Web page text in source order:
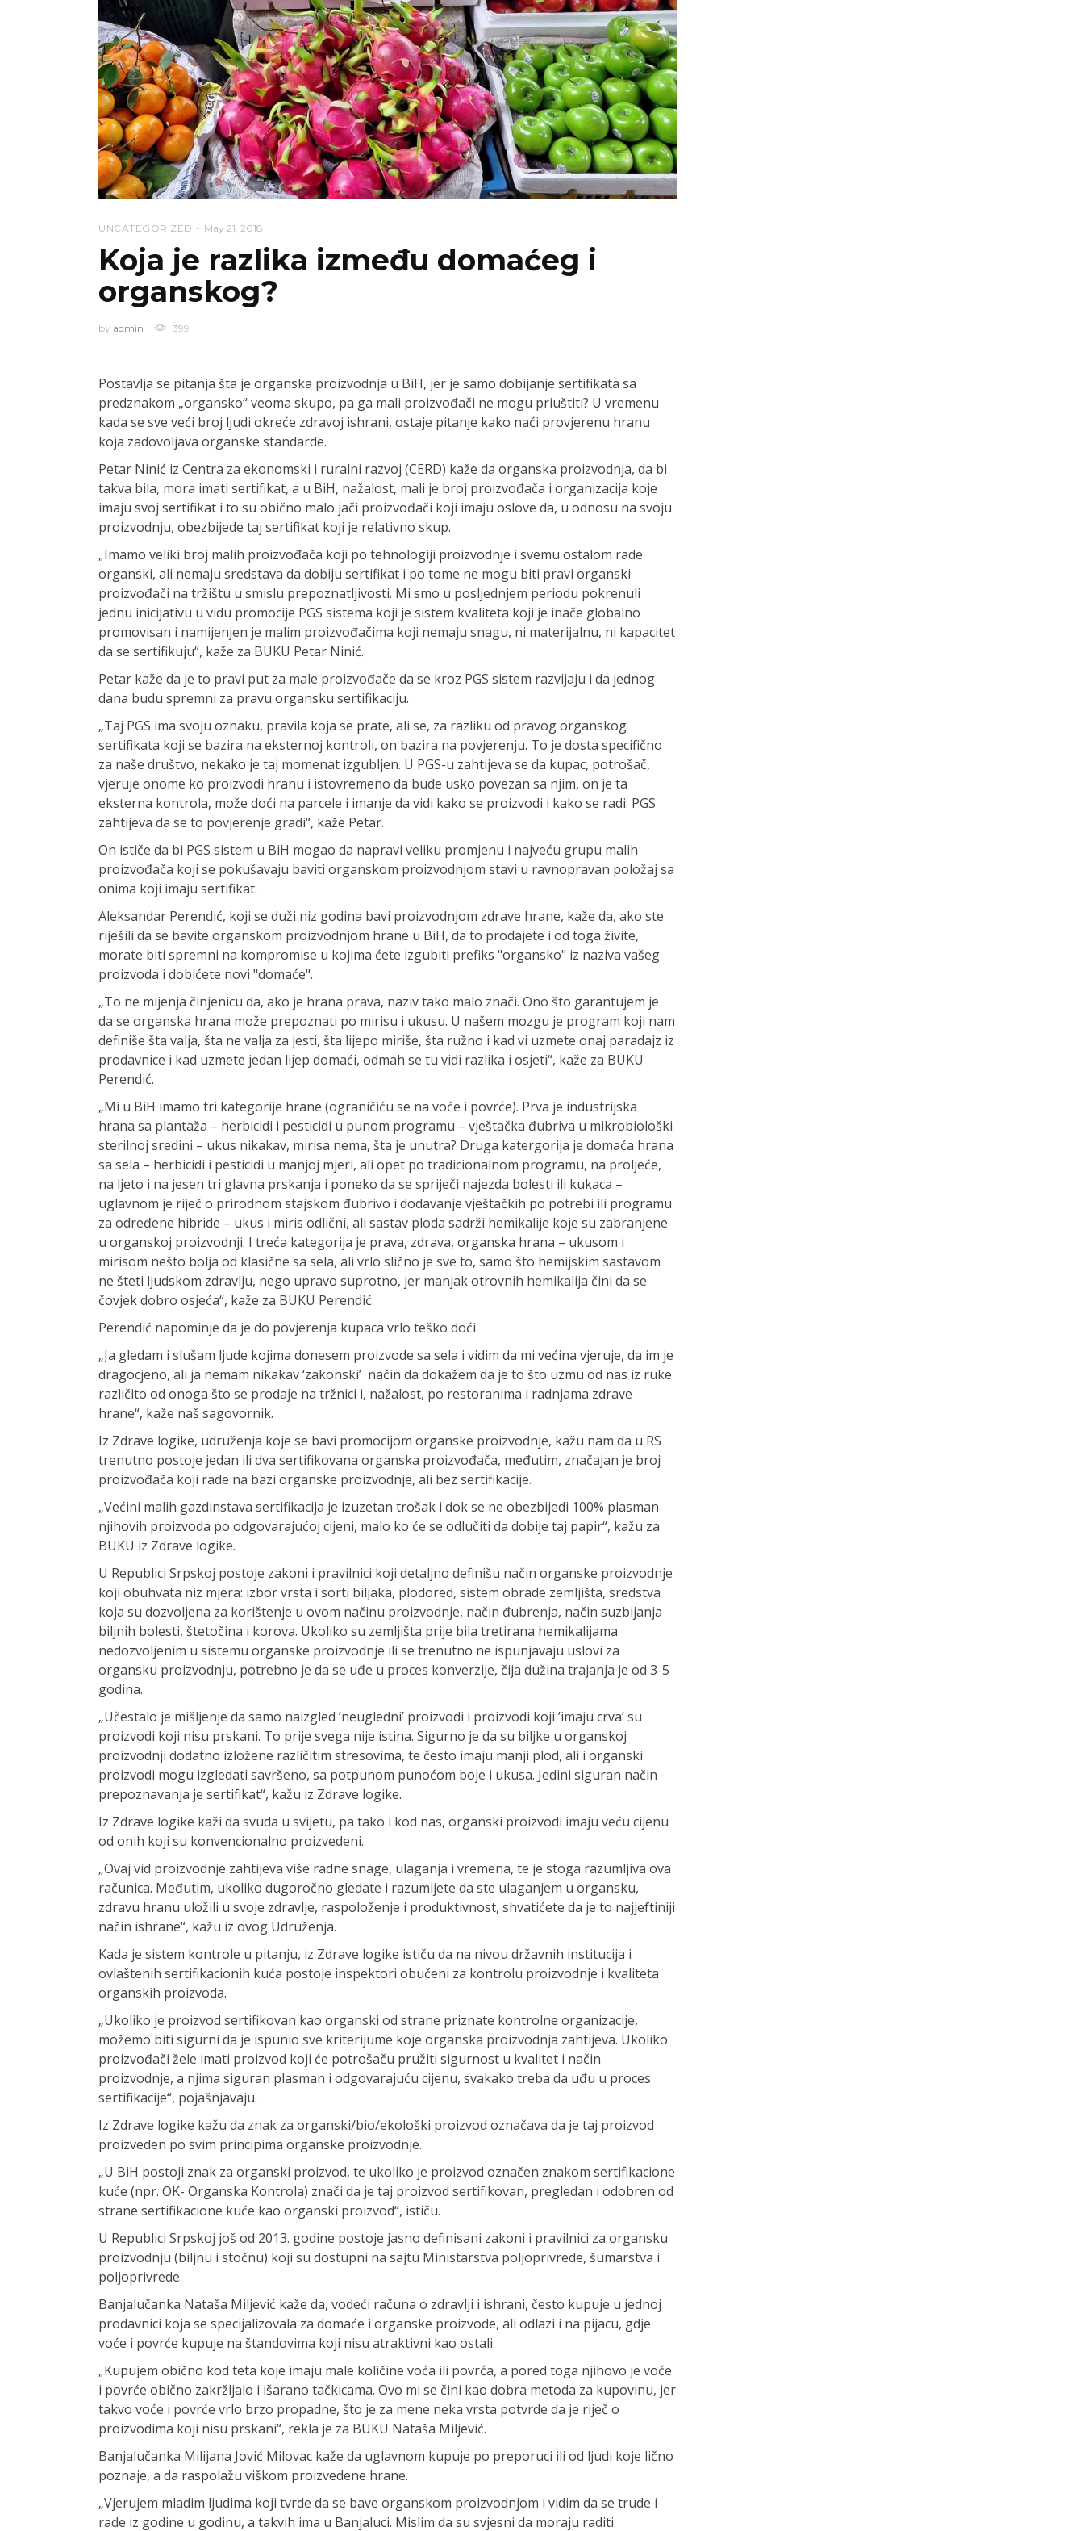
UNCATEGORIZED May 21, 2018
Koja je razlika između domaćeg i
organskog?
by admin 399
Postavlja se pitanja šta je organska proizvodnja u BiH, jer je samo dobijanje sertifikata sa
predznakom „organsko“ veoma skupo, pa ga mali proizvođači ne mogu priuštiti? U vremenu
kada se sve veći broj ljudi okreće zdravoj ishrani, ostaje pitanje kako naći provjerenu hranu
koja zadovoljava organske standarde.
Petar Ninić iz Centra za ekonomski i ruralni razvoj (CERD) kaže da organska proizvodnja, da bi
takva bila, mora imati sertifikat, a u BiH, nažalost, mali je broj proizvođača i organizacija koje
imaju svoj sertifikat i to su obično malo jači proizvođači koji imaju oslove da, u odnosu na svoju
proizvodnju, obezbijede taj sertifikat koji je relativno skup.
„Imamo veliki broj malih proizvođača koji po tehnologiji proizvodnje i svemu ostalom rade
organski, ali nemaju sredstava da dobiju sertifikat i po tome ne mogu biti pravi organski
proizvođači na tržištu u smislu prepoznatljivosti. Mi smo u posljednjem periodu pokrenuli
jednu inicijativu u vidu promocije PGS sistema koji je sistem kvaliteta koji je inače globalno
promovisan i namijenjen je malim proizvođačima koji nemaju snagu, ni materijalnu, ni kapacitet
da se sertifikuju“, kaže za BUKU Petar Ninić.
Petar kaže da je to pravi put za male proizvođače da se kroz PGS sistem razvijaju i da jednog
dana budu spremni za pravu organsku sertifikaciju.
„Taj PGS ima svoju oznaku, pravila koja se prate, ali se, za razliku od pravog organskog
sertifikata koji se bazira na eksternoj kontroli, on bazira na povjerenju. To je dosta specifično
za naše društvo, nekako je taj momenat izgubljen. U PGS-u zahtijeva se da kupac, potrošač,
vjeruje onome ko proizvodi hranu i istovremeno da bude usko povezan sa njim, on je ta
eksterna kontrola, može doći na parcele i imanje da vidi kako se proizvodi i kako se radi. PGS
zahtijeva da se to povjerenje gradi“, kaže Petar.
On ističe da bi PGS sistem u BiH mogao da napravi veliku promjenu i najveću grupu malih
proizvođača koji se pokušavaju baviti organskom proizvodnjom stavi u ravnopravan položaj sa
onima koji imaju sertifikat.
Aleksandar Perendić, koji se duži niz godina bavi proizvodnjom zdrave hrane, kaže da, ako ste
riješili da se bavite organskom proizvodnjom hrane u BiH, da to prodajete i od toga živite,
morate biti spremni na kompromise u kojima ćete izgubiti prefiks "organsko" iz naziva vašeg
proizvoda i dobićete novi "domaće".
„To ne mijenja činjenicu da, ako je hrana prava, naziv tako malo znači. Ono što garantujem je
da se organska hrana može prepoznati po mirisu i ukusu. U našem mozgu je program koji nam
definiše šta valja, šta ne valja za jesti, šta lijepo miriše, šta ružno i kad vi uzmete onaj paradajz iz
prodavnice i kad uzmete jedan lijep domaći, odmah se tu vidi razlika i osjeti“, kaže za BUKU
Perendić.
„Mi u BiH imamo tri kategorije hrane (ograničiću se na voće i povrće). Prva je industrijska
hrana sa plantaža – herbicidi i pesticidi u punom programu – vještačka đubriva u mikrobiološki
sterilnoj sredini – ukus nikakav, mirisa nema, šta je unutra? Druga katergorija je domaća hrana
sa sela – herbicidi i pesticidi u manjoj mjeri, ali opet po tradicionalnom programu, na proljeće,
na ljeto i na jesen tri glavna prskanja i poneko da se spriječi najezda bolesti ili kukaca –
uglavnom je riječ o prirodnom stajskom đubrivo i dodavanje vještačkih po potrebi ili programu
za određene hibride – ukus i miris odlični, ali sastav ploda sadrži hemikalije koje su zabranjene
u organskoj proizvodnji. I treća kategorija je prava, zdrava, organska hrana – ukusom i
mirisom nešto bolja od klasične sa sela, ali vrlo slično je sve to, samo što hemijskim sastavom
ne šteti ljudskom zdravlju, nego upravo suprotno, jer manjak otrovnih hemikalija čini da se
čovjek dobro osjeća“, kaže za BUKU Perendić.
Perendić napominje da je do povjerenja kupaca vrlo teško doći.
„Ja gledam i slušam ljude kojima donesem proizvode sa sela i vidim da mi većina vjeruje, da im je
dragocjeno, ali ja nemam nikakav ‘zakonski’ način da dokažem da je to što uzmu od nas iz ruke
različito od onoga što se prodaje na tržnici i, nažalost, po restoranima i radnjama zdrave
hrane“, kaže naš sagovornik.
Iz Zdrave logike, udruženja koje se bavi promocijom organske proizvodnje, kažu nam da u RS
trenutno postoje jedan ili dva sertifikovana organska proizvođača, međutim, značajan je broj
proizvođača koji rade na bazi organske proizvodnje, ali bez sertifikacije.
„Većini malih gazdinstava sertifikacija je izuzetan trošak i dok se ne obezbijedi 100% plasman
njihovih proizvoda po odgovarajućoj cijeni, malo ko će se odlučiti da dobije taj papir“, kažu za
BUKU iz Zdrave logike.
U Republici Srpskoj postoje zakoni i pravilnici koji detaljno definišu način organske proizvodnje
koji obuhvata niz mjera: izbor vrsta i sorti biljaka, plodored, sistem obrade zemljišta, sredstva
koja su dozvoljena za korištenje u ovom načinu proizvodnje, način đubrenja, način suzbijanja
biljnih bolesti, štetočina i korova. Ukoliko su zemljišta prije bila tretirana hemikalijama
nedozvoljenim u sistemu organske proizvodnje ili se trenutno ne ispunjavaju uslovi za
organsku proizvodnju, potrebno je da se uđe u proces konverzije, čija dužina trajanja je od 3-5
godina.
„Učestalo je mišljenje da samo naizgled ’neugledni’ proizvodi i proizvodi koji ’imaju crva’ su
proizvodi koji nisu prskani. To prije svega nije istina. Sigurno je da su biljke u organskoj
proizvodnji dodatno izložene različitim stresovima, te često imaju manji plod, ali i organski
proizvodi mogu izgledati savršeno, sa potpunom punoćom boje i ukusa. Jedini siguran način
prepoznavanja je sertifikat“, kažu iz Zdrave logike.
Iz Zdrave logike kaži da svuda u svijetu, pa tako i kod nas, organski proizvodi imaju veću cijenu
od onih koji su konvencionalno proizvedeni.
„Ovaj vid proizvodnje zahtijeva više radne snage, ulaganja i vremena, te je stoga razumljiva ova
računica. Međutim, ukoliko dugoročno gledate i razumijete da ste ulaganjem u organsku,
zdravu hranu uložili u svoje zdravlje, raspoloženje i produktivnost, shvatićete da je to najjeftiniji
način ishrane“, kažu iz ovog Udruženja.
Kada je sistem kontrole u pitanju, iz Zdrave logike ističu da na nivou državnih institucija i
ovlaštenih sertifikacionih kuća postoje inspektori obučeni za kontrolu proizvodnje i kvaliteta
organskih proizvoda.
„Ukoliko je proizvod sertifikovan kao organski od strane priznate kontrolne organizacije,
možemo biti sigurni da je ispunio sve kriterijume koje organska proizvodnja zahtijeva. Ukoliko
proizvođači žele imati proizvod koji će potrošaču pružiti sigurnost u kvalitet i način
proizvodnje, a njima siguran plasman i odgovarajuću cijenu, svakako treba da uđu u proces
sertifikacije“, pojašnjavaju.
Iz Zdrave logike kažu da znak za organski/bio/ekološki proizvod označava da je taj proizvod
proizveden po svim principima organske proizvodnje.
„U BiH postoji znak za organski proizvod, te ukoliko je proizvod označen znakom sertifikacione
kuće (npr. OK- Organska Kontrola) znači da je taj proizvod sertifikovan, pregledan i odobren od
strane sertifikacione kuće kao organski proizvod“, ističu.
U Republici Srpskoj još od 2013. godine postoje jasno definisani zakoni i pravilnici za organsku
proizvodnju (biljnu i stočnu) koji su dostupni na sajtu Ministarstva poljoprivrede, šumarstva i
poljoprivrede.
Banjalučanka Nataša Miljević kaže da, vodeći računa o zdravlji i ishrani, često kupuje u jednoj
prodavnici koja se specijalizovala za domaće i organske proizvode, ali odlazi i na pijacu, gdje
voće i povrće kupuje na štandovima koji nisu atraktivni kao ostali.
„Kupujem obično kod teta koje imaju male količine voća ili povrća, a pored toga njihovo je voće
i povrće obično zakržljalo i išarano tačkicama. Ovo mi se čini kao dobra metoda za kupovinu, jer
takvo voće i povrće vrlo brzo propadne, što je za mene neka vrsta potvrde da je riječ o
proizvodima koji nisu prskani“, rekla je za BUKU Nataša Miljević.
Banjalučanka Milijana Jović Milovac kaže da uglavnom kupuje po preporuci ili od ljudi koje lično
poznaje, a da raspolažu viškom proizvedene hrane.
„Vjerujem mladim ljudima koji tvrde da se bave organskom proizvodnjom i vidim da se trude i
rade iz godine u godinu, a takvih ima u Banjaluci. Mislim da su svjesni da moraju raditi